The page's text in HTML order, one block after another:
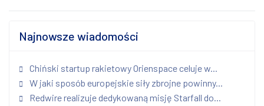
Najnowsze wiadomości
Chiński startup rakietowy Orienspace celuje w...
W jaki sposób europejskie siły zbrojne powinny...
Redwire realizuje dedykowaną misję Starfall do...